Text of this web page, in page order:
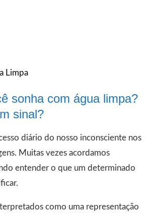
Limpa
sonha com água limpa?
sinal?
diário do nosso inconsciente nos
Muitas vezes acordamos
entender o que um determinado
como uma representação